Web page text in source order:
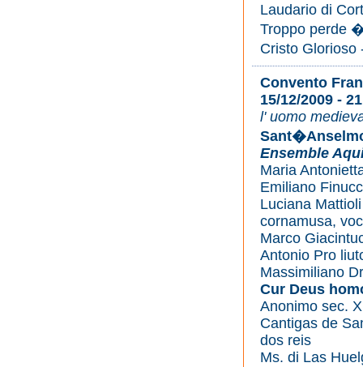
Laudario di
Troppo perde
Cristo
Convento
15/12/2009 -
l' uomo
Ensemble
Maria
Emiliano
Luciana
cornamusa,
Marco
Antonio Pro
Massimiliano
Cur Deus
Anonimo sec.
Cantigas de
dos reis
Ms. di Las